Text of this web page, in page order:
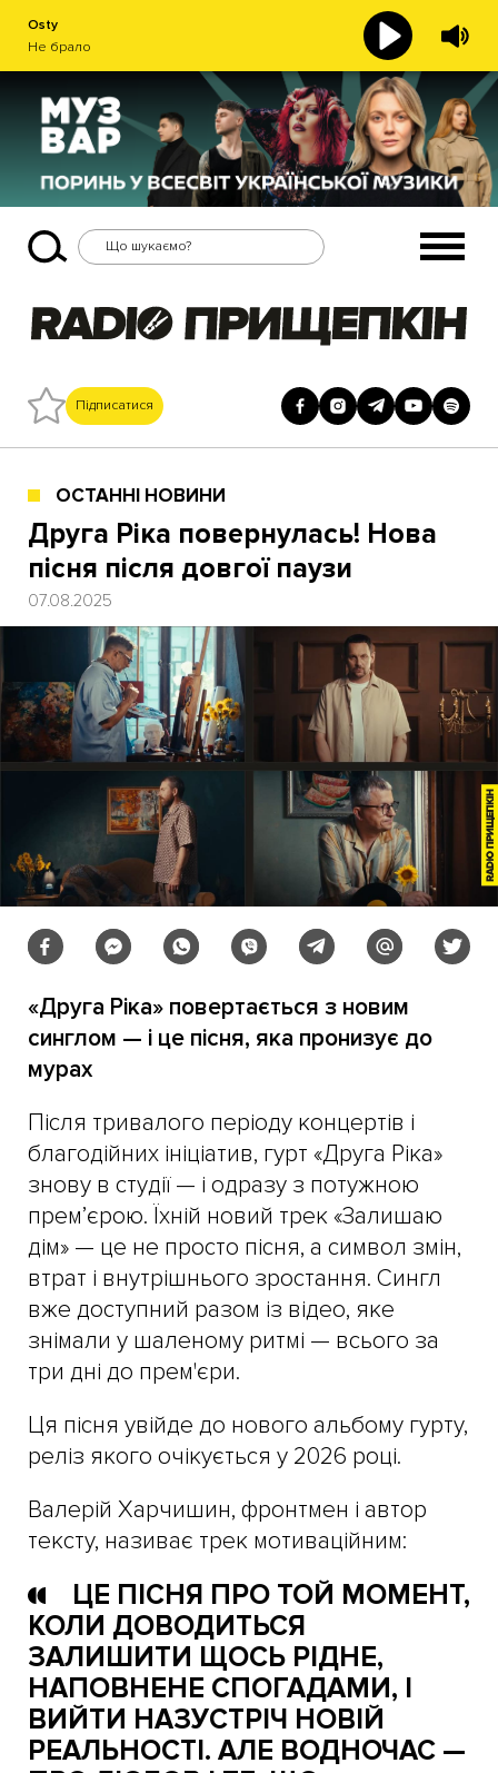
Osty
Не брало
Підписатися
ОСТАННІ НОВИНИ
Друга Ріка повернулась! Нова
пісня після довгої паузи
07.08.2025
«Друга Ріка» повертається з новим
синглом — і це пісня, яка пронизує до
мурах
Після тривалого періоду концертів і
благодійних ініціатив, гурт «Друга Ріка»
знову в студії — і одразу з потужною
прем’єрою. Їхній новий трек «Залишаю
дім» — це не просто пісня, а символ змін,
втрат і внутрішнього зростання. Сингл
вже доступний разом із відео, яке
знімали у шаленому ритмі — всього за
три дні до прем'єри.
Ця пісня увійде до нового альбому гурту,
реліз якого очікується у 2026 році.
Валерій Харчишин, фронтмен і автор
тексту, називає трек мотиваційним:
ЦЕ ПІСНЯ ПРО ТОЙ МОМЕНТ,
КОЛИ ДОВОДИТЬСЯ
ЗАЛИШИТИ ЩОСЬ РІДНЕ,
НАПОВНЕНЕ СПОГАДАМИ, І
ВИЙТИ НАЗУСТРІЧ НОВІЙ
РЕАЛЬНОСТІ. АЛЕ ВОДНОЧАС —